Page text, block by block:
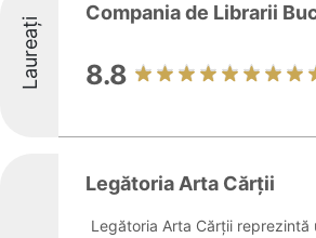
Laureați
Compania de Librarii
8.8
Legătoria Arta Cărții
Legătoria Arta Cărții reprezintă